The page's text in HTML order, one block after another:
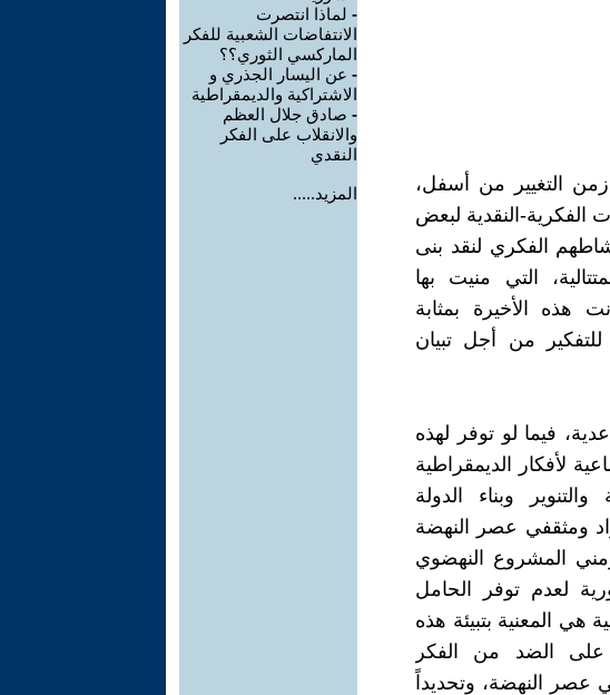
التغيير من أسفل،
الفكرية-النقدية لبعض
الفكري لنقد بنى
التي منيت بها
وتحديداً هزيمة حزيران 1967. وكانت هذه الأخيرة بمثابة
من أجل تبيان
فيما لو توفر لهذه
لأفكار الديمقراطية
وبناء الدولة
ومثقفي عصر النهضة
المشروع النهضوي
لعدم توفر الحامل
هي المعنية بتبيئة هذه
على الضد من الفكر
عصر النهضة، وتحديداً
- لماذا انتصرت
الانتفاضات الشعبية للفكر
الماركسي الثوري؟؟
- عن اليسار الجذري و
الاشتراكية والديمقراطية
- صادق جلال العظم
والانقلاب على الفكر
النقدي
المزيد.....